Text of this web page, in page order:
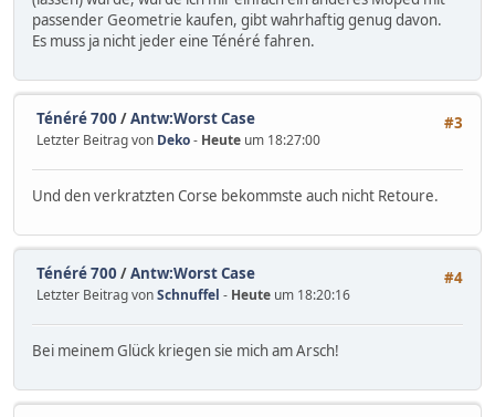
passender Geometrie kaufen, gibt wahrhaftig genug davon.
Es muss ja nicht jeder eine Ténéré fahren.
#3
Ténéré 700 /Antw:Worst Case
Letzter Beitrag von Deko- Heute um 18:27:00
Und den verkratzten Corse bekommste auch nicht Retoure.
#4
Ténéré 700 /Antw:Worst Case
Letzter Beitrag vonSchnuffel - Heute um 18:20:16
Bei meinem Glück kriegen sie mich am Arsch!